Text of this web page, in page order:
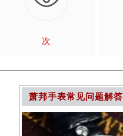
次
萧邦手表常见问题解答